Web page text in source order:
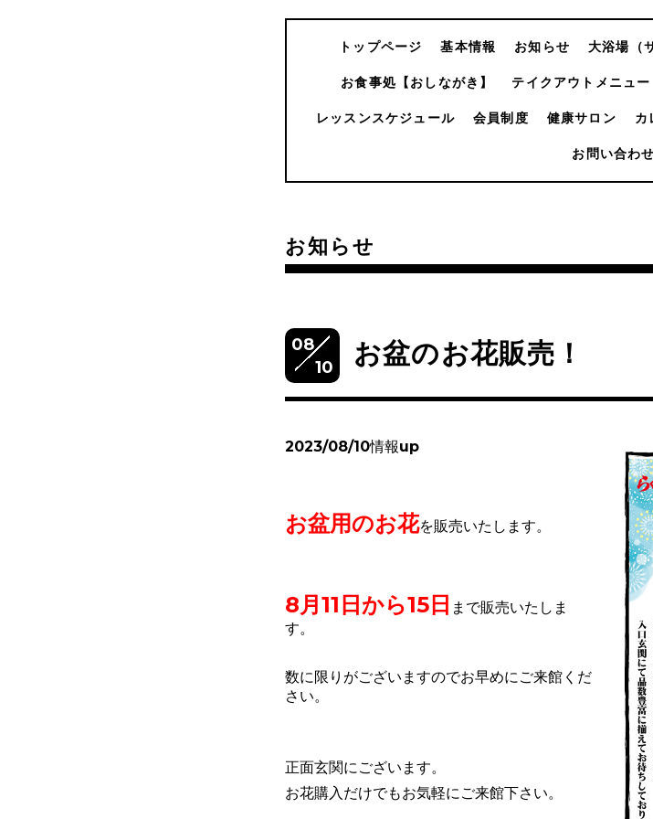
トップページ 基本情報 お知らせ 大浴場（
お食事処【おしながき】 テイクアウトメニュー
レッスンスケジュール 会員制度 健康サロン カ
お問い合わせ
お知らせ
08
10
お盆のお花販売！
2023/08/10情報up
お盆用のお花を販売いたします。
8月11日から15日 まで販売いたしま
す。
数に限りがございますのでお早めにご来館くだ
さい。
正面玄関にございます。
お花購入だけでもお気軽にご来館下さい。